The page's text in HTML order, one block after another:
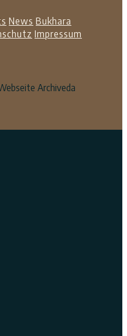
News Bukhara
Impressum